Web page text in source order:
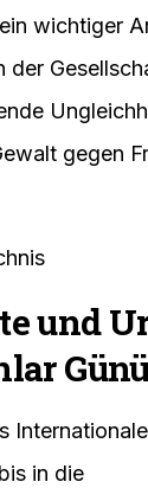
ein wichtiger
der
gegen
und
in die